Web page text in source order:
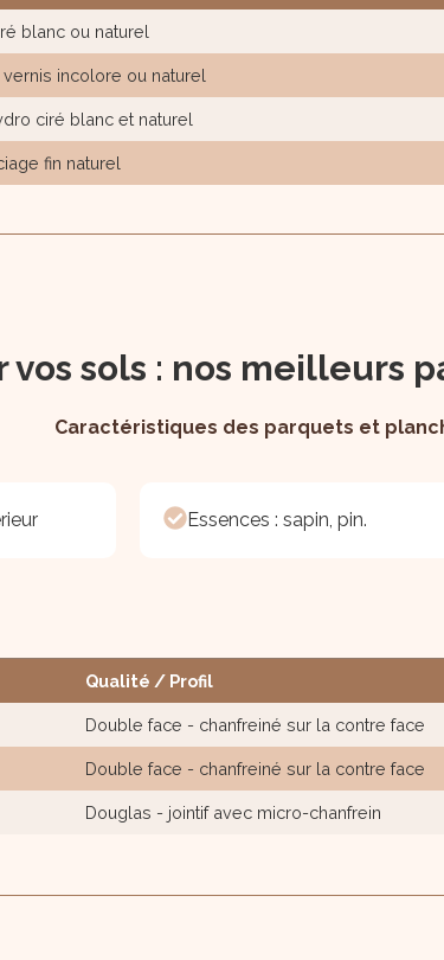
blanc ou naturel
incolore ou naturel
ciré blanc et naturel
fin naturel
vos sols : nos meilleurs
Caractéristiques des parquets et
Essences : sapin, pin.
Qualité / Profil
Double face - chanfreiné sur la contre face
Double face - chanfreiné sur la contre face
Douglas - jointif avec micro-chanfrein